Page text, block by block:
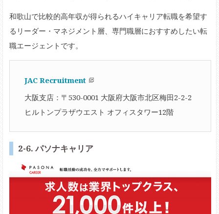
和歌山で比較的高年収が得られるハイキャリア転職を希望す
るリーダー・マネジメント層、専門職層におすすめしたい転
職エージェントです。
JAC Recruitment
大阪支店：〒530-0001 大阪府大阪市北区梅田2-2-2
ヒルトンプラザウエスト オフィスタワー12階
2-6. パソナキャリア